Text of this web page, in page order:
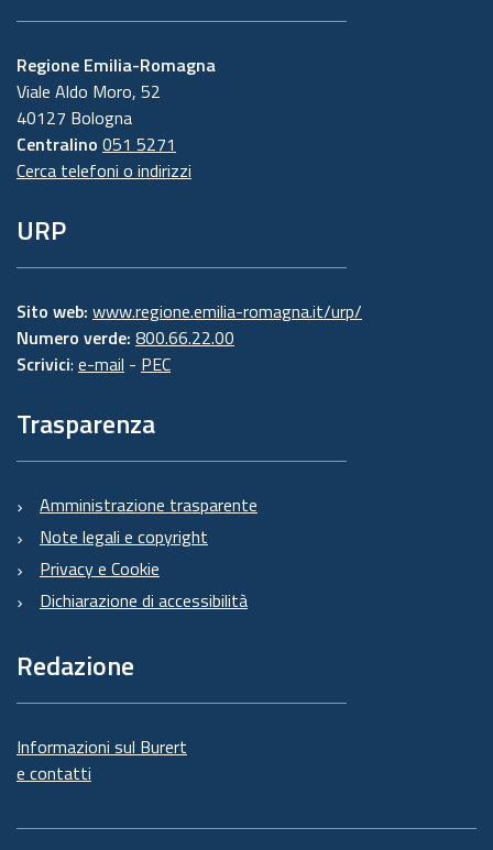
Regione Emilia-Romagna
Viale Aldo Moro, 52
40127 Bologna
Centralino 051 5271
Cerca telefoni o indirizzi
URP
Sito web: www.regione.emilia-romagna.it/urp/
Numero verde: 800.66.22.00
Scrivici: e-mail - PEC
Trasparenza
Amministrazione trasparente
Note legali e copyright
Privacy e Cookie
Dichiarazione di accessibilità
Redazione
Informazioni sul Burert
e contatti